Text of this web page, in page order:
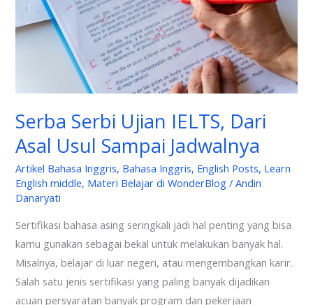
Serba Serbi Ujian IELTS, Dari
Asal Usul Sampai Jadwalnya
Artikel Bahasa Inggris, Bahasa Inggris, English Posts, Learn
English middle, Materi Belajar di WonderBlog /Andin
Danaryati
Sertifikasi bahasa asing seringkali jadi hal penting yang bisa
kamu gunakan sebagai bekal untuk melakukan banyak hal.
Misalnya, belajar di luar negeri, atau mengembangkan karir.
Salah satu jenis sertifikasi yang paling banyak dijadikan
acuan persyaratan banyak program dan pekerjaan
Usul